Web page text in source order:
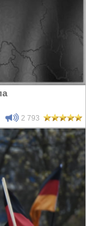
2 793